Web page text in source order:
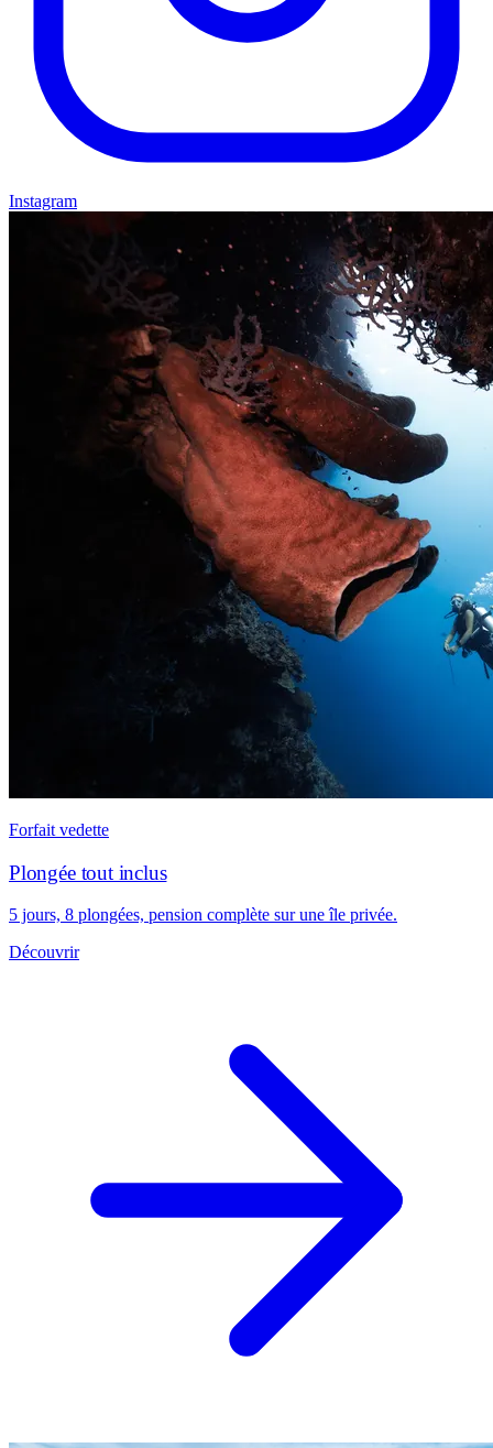
Instagram
Forfait vedette
Plongée tout inclus
5 jours, 8 plongées, pension complète sur une île privée.
Découvrir